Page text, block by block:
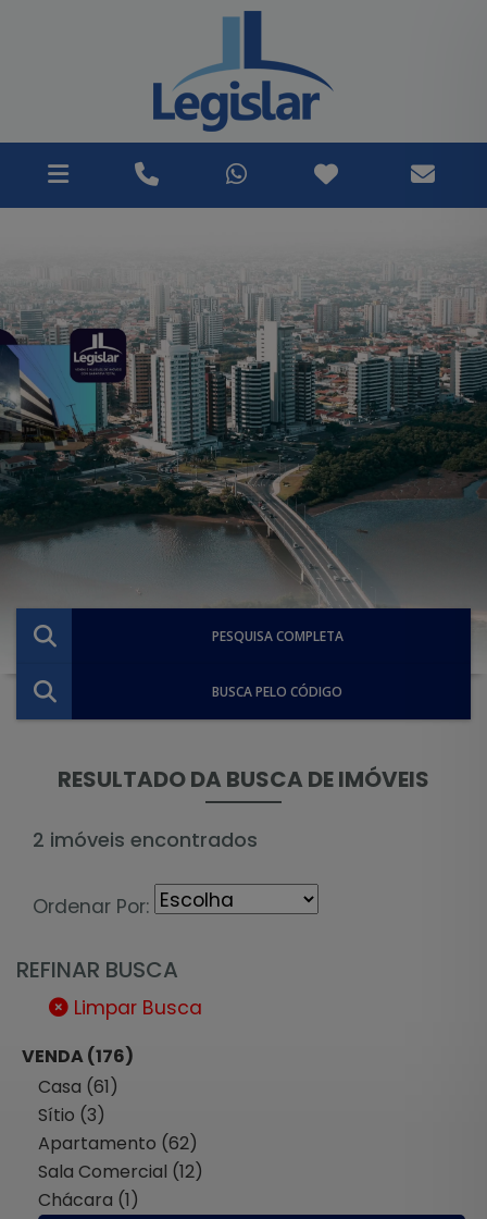
PESQUISA COMPLETA
BUSCA PELO CÓDIGO
RESULTADO DA BUSCA DE IMÓVEIS
2 imóveis encontrados
Ordenar Por:
REFINAR BUSCA
Limpar Busca
VENDA (176)
Casa (61)
Sítio (3)
Apartamento (62)
Sala Comercial (12)
Chácara (1)